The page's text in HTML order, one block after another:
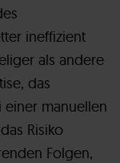
ineffizient
als andere
das
einer manuellen
Risiko
Folgen,